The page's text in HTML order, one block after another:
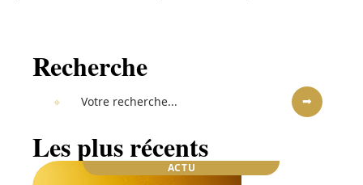
Recherche
Les plus récents
ACTU